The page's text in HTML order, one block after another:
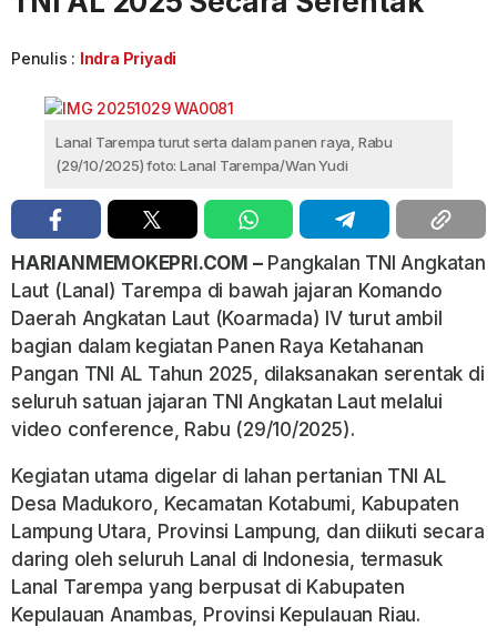
Penulis : Indra Priyadi
Lanal Tarempa turut serta dalam panen raya, Rabu
(29/10/2025) foto: Lanal Tarempa/Wan Yudi
HARIANMEMOKEPRI.COM –Pangkalan TNI Angkatan
Laut (Lanal) Tarempa di bawah jajaran Komando
Daerah Angkatan Laut (Koarmada) IV turut ambil
bagian dalam kegiatan Panen Raya Ketahanan
Pangan TNI AL Tahun 2025, dilaksanakan serentak di
seluruh satuan jajaran TNI Angkatan Laut melalui
video conference, Rabu (29/10/2025).
Kegiatan utama digelar di lahan pertanian TNI AL
Desa Madukoro, Kecamatan Kotabumi, Kabupaten
Lampung Utara, Provinsi Lampung, dan diikuti secara
daring oleh seluruh Lanal di Indonesia, termasuk
Lanal Tarempa yang berpusat di Kabupaten
Kepulauan Anambas, Provinsi Kepulauan Riau.